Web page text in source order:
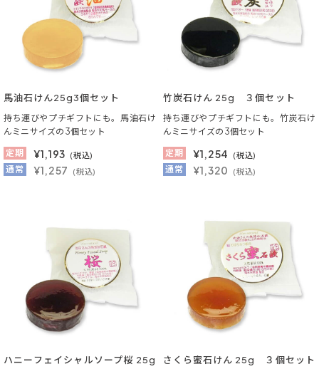
馬油石けん25g3個セット
持ち運びやプチギフトにも。馬油石け
んミニサイズの3個セット
定期
¥1,193 (税込)
通常 ¥1,257 (税込)
竹炭石けん 25g ３個セット
持ち運びやプチギフトにも。竹炭石け
んミニサイズの3個セット
定期
¥1,254 (税込)
通常 ¥1,320 (税込)
ハニーフェイシャルソープ桜 25g
さくら蜜石けん 25g ３個セット